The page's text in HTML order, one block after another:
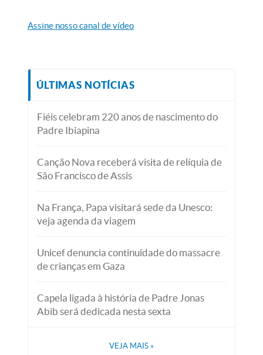
Assine nosso canal de vídeo
ÚLTIMAS NOTÍCIAS
Fiéis celebram 220 anos de nascimento do
Padre Ibiapina
Canção Nova receberá visita de relíquia de
São Francisco de Assis
Na França, Papa visitará sede da Unesco:
veja agenda da viagem
Unicef denuncia continuidade do massacre
de crianças em Gaza
Capela ligada à história de Padre Jonas
Abib será dedicada nesta sexta
VEJA MAIS »